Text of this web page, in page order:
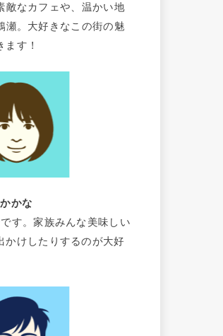
敵なカフェや、温かい地
瀬。大好きなこの街の魅
す！
かかな
す。家族みんな美味しい
かけしたりするのが大好